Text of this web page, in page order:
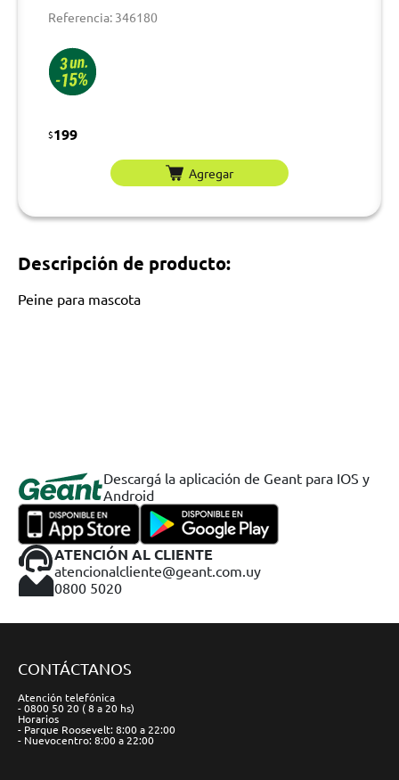
Referencia: 346180
$199
Agregar
Descripción de producto:
Peine para mascota
Descargá la aplicación de Geant para IOS y
Android
ATENCIÓN AL CLIENTE
atencionalcliente@geant.com.uy
0800 5020
CONTÁCTANOS
Atención telefónica
- 0800 50 20 ( 8 a 20 hs)
Horarios
- Parque Roosevelt: 8:00 a 22:00
- Nuevocentro: 8:00 a 22:00